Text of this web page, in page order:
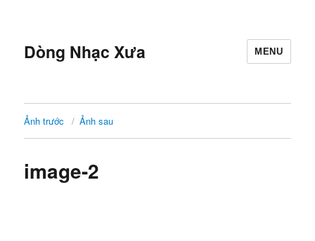
Dòng Nhạc Xưa MENU
Ảnh trước Ảnh sau
image-2